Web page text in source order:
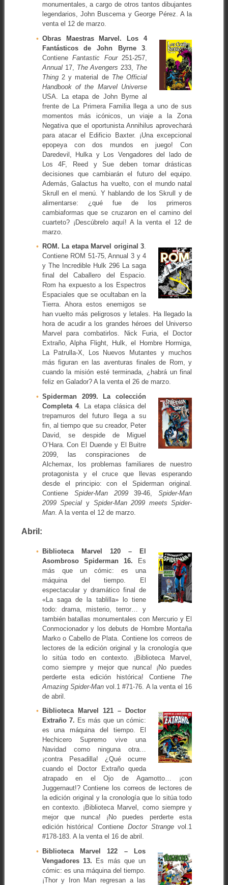
monumentales, a cargo de otros tantos dibujantes
legendarios, John Buscema y George Pérez. A la
venta el 12 de marzo.
Obras Maestras Marvel. Los 4
Fantásticos de John Byrne 3
ContieneFantastic Four251-257,
Annual 17, The Avengers 233, The
Thing2 y material de The Official
Handbook of the Marvel Universe
USA. La etapa de John Byrne al
frente de La Primera Familia llega a uno de sus
momentos más icónicos, un viaje a la Zona
Negativa que el oportunista Annihilus aprovechará
para atacar el Edificio Baxter. ¡Una excepcional
epopeya con dos mundos en juego! Con
Daredevil, Hulka y Los Vengadores del lado de
Los 4F, Reed y Sue deben tomar drásticas
decisiones que cambiarán el futuro del equipo.
Además, Galactus ha vuelto, con el mundo natal
Skrull en el menú. Y hablando de los Skrull y de
alimentarse: ¿qué fue de los primeros
cambiaformas que se cruzaron en el camino del
cuarteto? ¡Descúbrelo aquí! A la venta el 12 de
marzo.
ROM. La etapa Marvel original 3.
Contiene ROM 51-75, Annual 3 y 4
y The Incredible Hulk 296 La saga
final del Caballero del Espacio.
Rom ha expuesto a los Espectros
Espaciales que se ocultaban en la
Tierra. Ahora estos enemigos se
han vuelto más peligrosos y letales. Ha llegado la
hora de acudir a los grandes héroes del Universo
Marvel para combatirlos. Nick Furia, el Doctor
Extraño, Alpha Flight, Hulk, el Hombre Hormiga,
La Patrulla-X, Los Nuevos Mutantes y muchos
más figuran en las aventuras finales de Rom, y
cuando la misión esté terminada, ¿habrá un final
feliz en Galador? A la venta el 26 de marzo.
Spiderman 2099. La colección
Completa 4. La etapa clásica del
trepamuros del futuro llega a su
fin, al tiempo que su creador, Peter
David, se despide de Miguel
O’Hara. Con El Duende y El Buitre
2099, las conspiraciones de
Alchemax, los problemas familiares de nuestro
protagonista y el cruce que llevas esperando
desde el principio: con el Spiderman original.
Contiene Spider-Man 209939-46,Spider-Man
2099 Special y Spider-Man 2099 meets Spider-
Man. A la venta el 12 de marzo.
Abril:
Biblioteca Marvel 120 – El
Asombroso Spiderman 16. Es
más que un cómic: es una
máquina del tiempo. El
espectacular y dramático final de
«La saga de la tablilla» lo tiene
todo: drama, misterio, terror… y
también batallas monumentales con Mercurio y El
Conmocionador y los debuts de Hombre Montaña
Marko o Cabello de Plata. Contiene los correos de
lectores de la edición original y la cronología que
lo sitúa todo en contexto. ¡Biblioteca Marvel,
como siempre y mejor que nunca! ¡No puedes
perderte esta edición histórica! Contiene The
Amazing Spider-Manvol.1 #71-76. A la venta el 16
de abril.
Biblioteca Marvel 121 –
Doctor
Extraño 7. Es más que un cómic:
es una máquina del tiempo. El
Hechicero Supremo vive una
Navidad como ninguna otra…
¡contra Pesadilla! ¿Qué ocurre
cuando el Doctor Extraño queda
atrapado en el Ojo de Agamotto… ¡con
Juggernaut!? Contiene los correos de lectores de
la edición original y la cronología que lo sitúa todo
en contexto. ¡Biblioteca Marvel, como siempre y
mejor que nunca! ¡No puedes perderte esta
edición histórica! Contiene Doctor Strangevol.1
#178-183. A la venta el 16 de abril.
Biblioteca Marvel 122 –
Los
Vengadores 13. Es más que un
cómic: es una máquina del tiempo.
¡Thor y Iron Man regresan a las